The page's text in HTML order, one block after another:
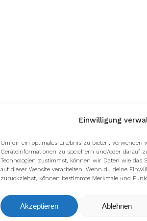
Einwilligung
Um dir ein optimales Erlebnis zu bieten, verwenden
Geräteinformationen zu speichern und/oder darauf
Technologien zustimmst, können wir Daten wie das
auf dieser Website verarbeiten. Wenn du deine
zurückziehst, können bestimmte Merkmale und
Akzeptieren Ablehnen